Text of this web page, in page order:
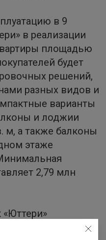
в 9
в реализации
площадью
будет
решений,
разных видов и
варианты
и лоджии
м, а также балконы
этаже
2,79 млн
районе Санкт-